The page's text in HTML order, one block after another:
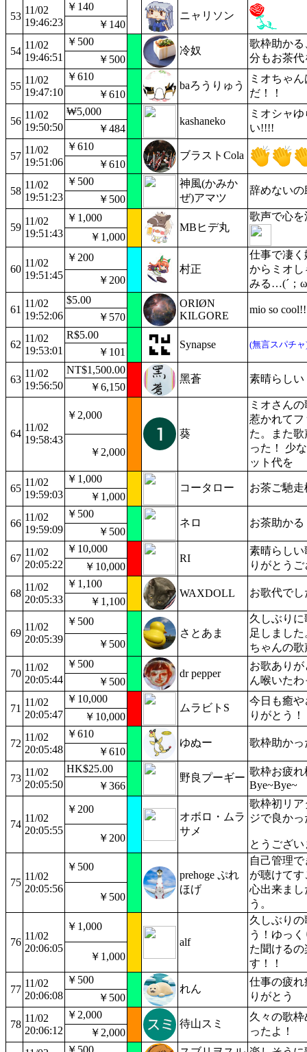
53
11/02
19:46:23
￥140
ニャリソン
￥140
54
11/02
19:46:51
￥500
冷奴
歌枠助か
分もお茶代
￥500
55
11/02
19:47:10
￥610
baろうりゅう
ミオちゃ
だ！！
￥610
56
11/02
19:50:50
₩5,000
kashaneko
ミオシャ
い!!!!
￥484
57
11/02
19:51:06
￥610
ブラストCola
￥610
58
11/02
19:51:23
￥500
神風(かみか
ぜ)アマツ
辞めないの
￥500
59
11/02
19:51:43
￥1,000
MBヒデ丸
歌声で心
￥1,000
60
11/02
19:51:45
￥200
村正
仕事で凄
からミオ
みる…(´；
￥200
61
11/02
19:52:06
$5.00
ORIØN
KILGORE
mio so cool!!
￥570
62
11/02
19:53:01
R$5.00
Synapse
(無言スパチャ
￥101
63
11/02
19:56:50
NT$1,500.00
黑蒼 素晴らしい
￥6,150
64
11/02
19:58:43
￥2,000
葵
ミオさん
惹かれて
た。また
った！ 少
ット代を
￥2,000
65
11/02
19:59:03
￥1,000
コータロー お茶ご馳
￥1,000
66
11/02
19:59:09
￥500
ネロ お茶助かる
￥500
67
11/02
20:05:22
￥10,000
RI
素晴らし
りがとう
￥10,000
68
11/02
20:05:33
￥1,100
WAXDOLL
お歌代でし
￥1,100
69
11/02
20:05:39
￥500
さとあま
久しぶり
足しまし
ちゃんの
￥500
70
11/02
20:05:44
￥500
dr pepper
お歌あり
ん喉いたわ
￥500
71
11/02
20:05:47
￥10,000
ムラビトS
今日も癒
りがとう！
￥10,000
72
11/02
20:05:48
￥610
ゆぬー 歌枠助かっ
￥610
73
11/02
20:05:50
HK$25.00
野良プーギー
歌枠お疲
Bye~Bye~
￥366
74
11/02
20:05:55
￥200
オボロ・ムラ
サメ
歌枠初リ
ジで良か
とうござ
￥200
75
11/02
20:05:56
￥500
prehoge ぷれ
ほげ
自己管理
が聴けて
心出来ま
う。
￥500
76
11/02
20:06:05
￥1,000
alf
久しぶり
う！ゆっ
た聞ける
す！！
￥1,000
77
11/02
20:06:08
￥500
れん
仕事の疲
りがとう
￥500
78
11/02
20:06:12
￥2,000
待山スミ
久々の歌
ったよ！
￥2,000
￥500